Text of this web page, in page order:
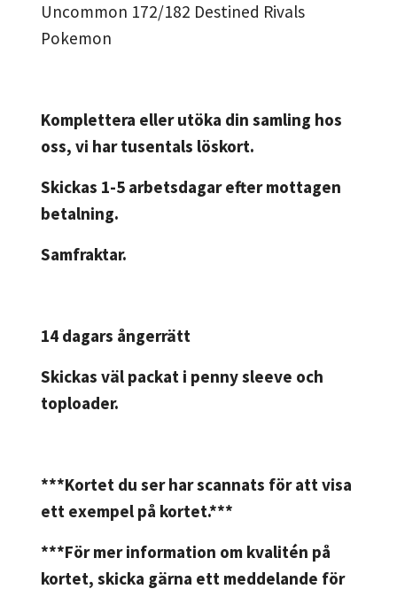
Uncommon 172/182 Destined Rivals
Pokemon
Komplettera eller utöka din samling hos
oss, vi har tusentals löskort.
Skickas 1-5 arbetsdagar efter mottagen
betalning.
Samfraktar.
14 dagars ångerrätt
Skickas väl packat i penny sleeve och
toploader.
***Kortet du ser har scannats för att visa
ett exempel på kortet.***
***För mer information om kvalitén på
kortet, skicka gärna ett meddelande för